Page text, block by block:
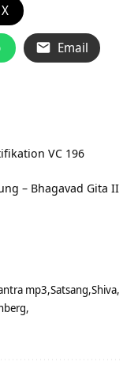
Email
VC 196
– Bhagavad Gita II
mp3 Satsang Shiva